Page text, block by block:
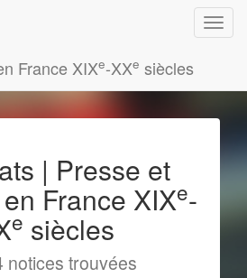
France XIXe-XXe siècles
| Presse et
France XIXe-
e siècles
notices trouvées